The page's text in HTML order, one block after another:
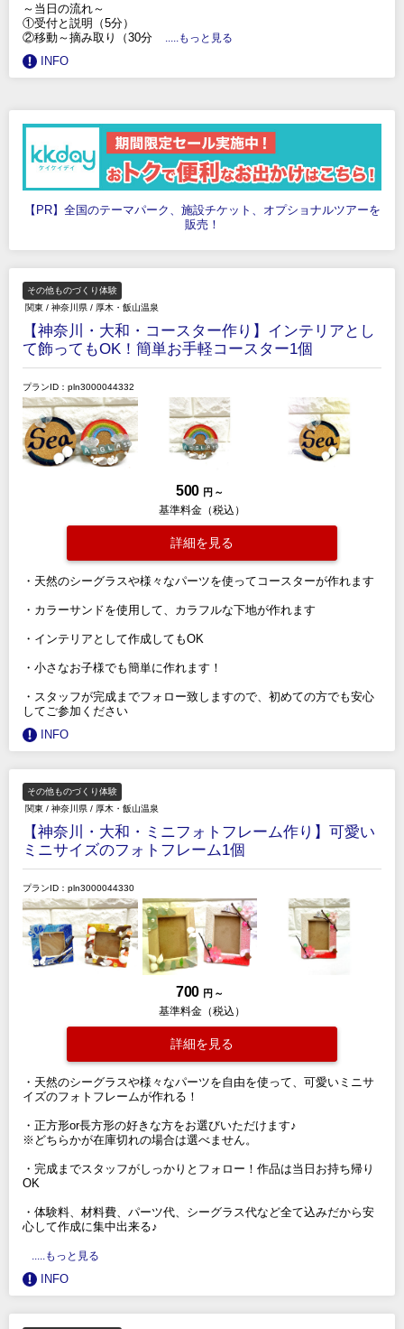
～当日の流れ～
①受付と説明（5分）
②移動～摘み取り（30分
.....もっと見る
INFO
【PR】全国のテーマパーク、施設チケット、オプショナルツアーを
販売！
その他ものづくり体験
関東 / 神奈川県 / 厚木・飯山温泉
【神奈川・大和・コースター作り】インテリアとし
て飾ってもOK！簡単お手軽コースター1個
プランID：pln3000044332
500 円 ～
基準料金（税込）
詳細を見る
・天然のシーグラスや様々なパーツを使ってコースターが作れます
・カラーサンドを使用して、カラフルな下地が作れます
・インテリアとして作成してもOK
・小さなお子様でも簡単に作れます！
・スタッフが完成までフォロー致しますので、初めての方でも安心
してご参加ください
INFO
その他ものづくり体験
関東 / 神奈川県 / 厚木・飯山温泉
【神奈川・大和・ミニフォトフレーム作り】可愛い
ミニサイズのフォトフレーム1個
プランID：pln3000044330
700 円 ～
基準料金（税込）
詳細を見る
・天然のシーグラスや様々なパーツを自由を使って、可愛いミニサ
イズのフォトフレームが作れる！
・正方形or長方形の好きな方をお選びいただけます♪
※どちらかが在庫切れの場合は選べません。
・完成までスタッフがしっかりとフォロー！作品は当日お持ち帰り
OK
・体験料、材料費、パーツ代、シーグラス代など全て込みだから安
心して作成に集中出来る♪
.....もっと見る
INFO